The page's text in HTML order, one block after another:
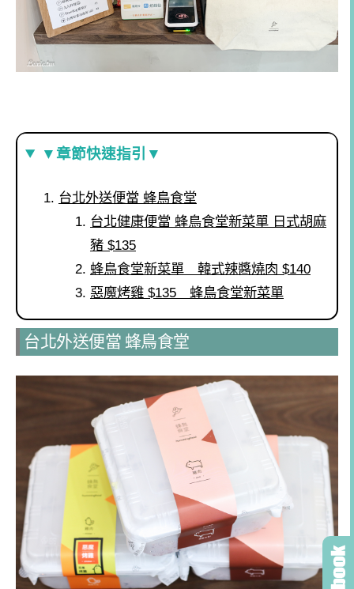
▼章節快速指引▼
台北外送便當 蜂鳥食堂
台北健康便當 蜂鳥食堂新菜單 日式胡麻
豬 $135
蜂鳥食堂新菜單 韓式辣醬燒肉 $140
惡魔烤雞 $135 蜂鳥食堂新菜單
台北外送便當 蜂鳥食堂